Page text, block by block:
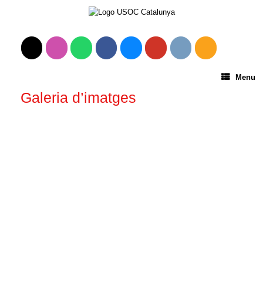
Menu
Galeria d’imatges